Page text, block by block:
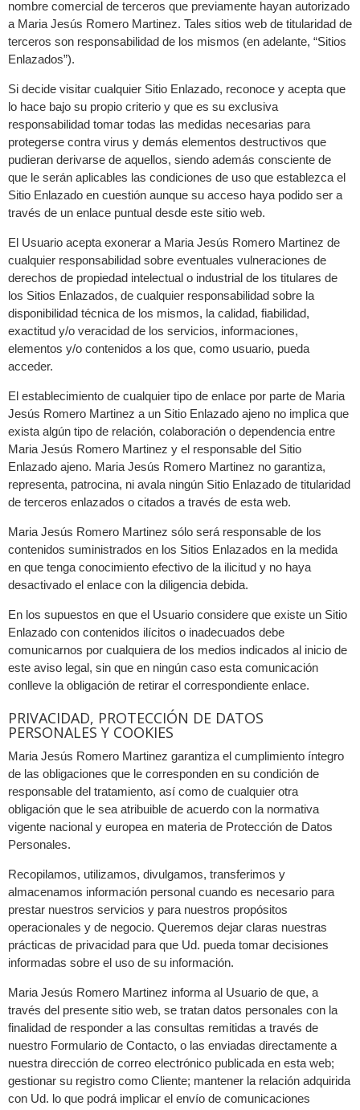
nombre comercial de terceros que previamente hayan autorizado
a Maria Jesús Romero Martinez. Tales sitios web de titularidad de
terceros son responsabilidad de los mismos (en adelante, “Sitios
Enlazados”).
Si decide visitar cualquier Sitio Enlazado, reconoce y acepta que
lo hace bajo su propio criterio y que es su exclusiva
responsabilidad tomar todas las medidas necesarias para
protegerse contra virus y demás elementos destructivos que
pudieran derivarse de aquellos, siendo además consciente de
que le serán aplicables las condiciones de uso que establezca el
Sitio Enlazado en cuestión aunque su acceso haya podido ser a
través de un enlace puntual desde este sitio web.
El Usuario acepta exonerar a Maria Jesús Romero Martinez de
cualquier responsabilidad sobre eventuales vulneraciones de
derechos de propiedad intelectual o industrial de los titulares de
los Sitios Enlazados, de cualquier responsabilidad sobre la
disponibilidad técnica de los mismos, la calidad, fiabilidad,
exactitud y/o veracidad de los servicios, informaciones,
elementos y/o contenidos a los que, como usuario, pueda
acceder.
El establecimiento de cualquier tipo de enlace por parte de Maria
Jesús Romero Martinez a un Sitio Enlazado ajeno no implica que
exista algún tipo de relación, colaboración o dependencia entre
Maria Jesús Romero Martinez y el responsable del Sitio
Enlazado ajeno. Maria Jesús Romero Martinez no garantiza,
representa, patrocina, ni avala ningún Sitio Enlazado de titularidad
de terceros enlazados o citados a través de esta web.
Maria Jesús Romero Martinez sólo será responsable de los
contenidos suministrados en los Sitios Enlazados en la medida
en que tenga conocimiento efectivo de la ilicitud y no haya
desactivado el enlace con la diligencia debida.
En los supuestos en que el Usuario considere que existe un Sitio
Enlazado con contenidos ilícitos o inadecuados debe
comunicarnos por cualquiera de los medios indicados al inicio de
este aviso legal, sin que en ningún caso esta comunicación
conlleve la obligación de retirar el correspondiente enlace.
PRIVACIDAD, PROTECCIÓN DE DATOS
PERSONALES Y COOKIES
Maria Jesús Romero Martinez garantiza el cumplimiento íntegro
de las obligaciones que le corresponden en su condición de
responsable del tratamiento, así como de cualquier otra
obligación que le sea atribuible de acuerdo con la normativa
vigente nacional y europea en materia de Protección de Datos
Personales.
Recopilamos, utilizamos, divulgamos, transferimos y
almacenamos información personal cuando es necesario para
prestar nuestros servicios y para nuestros propósitos
operacionales y de negocio. Queremos dejar claras nuestras
prácticas de privacidad para que Ud. pueda tomar decisiones
informadas sobre el uso de su información.
Maria Jesús Romero Martinez informa al Usuario de que, a
través del presente sitio web, se tratan datos personales con la
finalidad de responder a las consultas remitidas a través de
nuestro Formulario de Contacto, o las enviadas directamente a
nuestra dirección de correo electrónico publicada en esta web;
gestionar su registro como Cliente; mantener la relación adquirida
con Ud. lo que podrá implicar el envío de comunicaciones